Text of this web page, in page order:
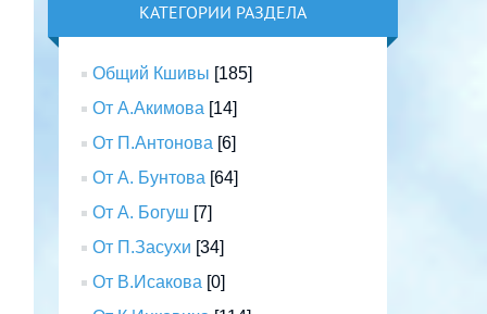
КАТЕГОРИИ РАЗДЕЛА
Общий Кшивы [185]
От А.Акимова [14]
От П.Антонова [6]
От А. Бунтова [64]
От А. Богуш [7]
От П.Засухи [34]
От В.Исакова [0]